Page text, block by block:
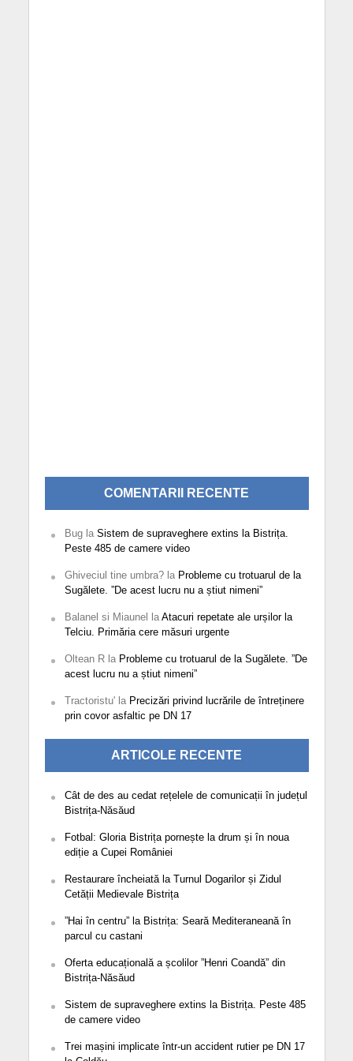
COMENTARII RECENTE
Bugla Sistem de supraveghere extins la Bistrița.
Peste 485 de camere video
Ghiveciul tine umbra?la Probleme cu trotuarul de la
Sugălete. ”De acest lucru nu a știut nimeni”
Balanel si Miaunel la Atacuri repetate ale urșilor la
Telciu. Primăria cere măsuri urgente
Oltean Rla Probleme cu trotuarul de la Sugălete. ”De
acest lucru nu a știut nimeni”
Tractoristu'la Precizări privind lucrările de întreținere
prin covor asfaltic pe DN 17
ARTICOLE RECENTE
Cât de des au cedat rețelele de comunicații în județul
Bistrița-Năsăud
Fotbal: Gloria Bistrița pornește la drum și în noua
ediție a Cupei României
Restaurare încheiată la Turnul Dogarilor și Zidul
Cetății Medievale Bistrița
”Hai în centru” la Bistrița: Seară Mediteraneană în
parcul cu castani
Oferta educațională a școlilor ”Henri Coandă” din
Bistrița-Năsăud
Sistem de supraveghere extins la Bistrița. Peste 485
de camere video
Trei mașini implicate într-un accident rutier pe DN 17